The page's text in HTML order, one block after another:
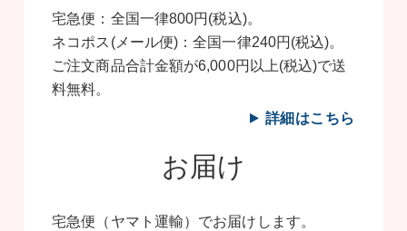
宅急便：全国一律800円(税込)。
ネコポス(メール便)：全国一律240円(税込)。
ご注文商品合計金額が6,000円以上(税込)で送
料無料。
詳細はこちら
お届け
宅急便（ヤマト運輸）でお届けします。